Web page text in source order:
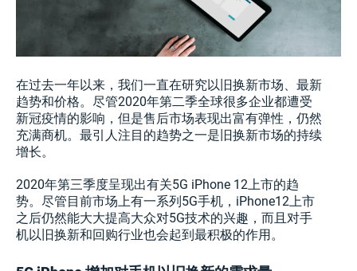
在过去一年以来，我们一直在研究以旧换新市场、最新
趋势和价格。尽管2020年第二季全球很多企业都遭受
新冠疫情的影响，但是售后市场表现出富有弹性，仍然
充满商机。最引人注目的趋势之一是旧换新市场的持续
增长。
2020年第三季度呈现出有关5G iPhone 12上市的趋
势。尽管目前市场上有一系列5G手机，iPhone12上市
之后仍然能大大提高大众对5G技术的兴趣，而且对手
机以旧换新和回购行业也会起到最积极的作用。